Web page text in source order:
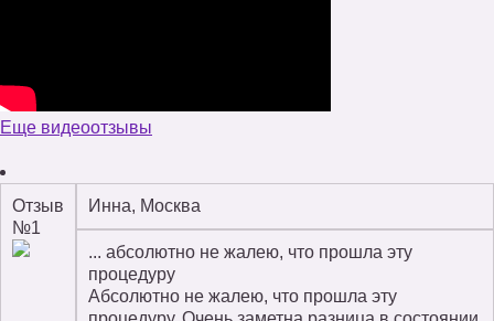
Еще видеоотзывы
Отзыв
№1
Инна, Москва
... абсолютно не жалею, что прошла эту
процедуру
Абсолютно не жалею, что прошла эту